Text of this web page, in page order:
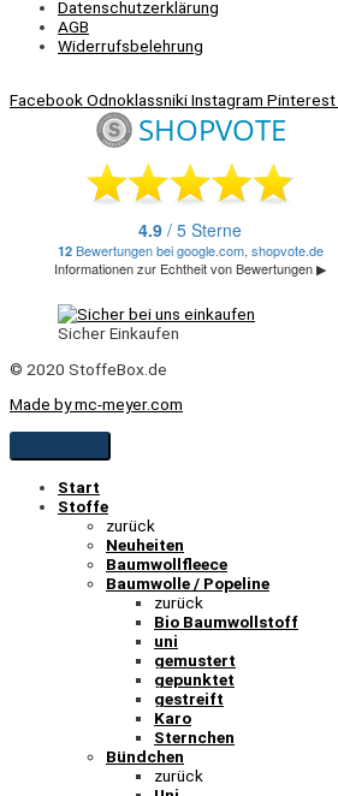
Datenschutzerklärung
AGB
Widerrufsbelehrung
FacebookOdnoklassnikiInstagram Pinterest
Sicher Einkaufen
© 2020 StoffeBox.de
Made by mc-meyer.com
Start
Stoffe
zurück
Neuheiten
Baumwollfleece
Baumwolle / Popeline
zurück
Bio Baumwollstoff
uni
gemustert
gepunktet
gestreift
Karo
Sternchen
Bündchen
zurück